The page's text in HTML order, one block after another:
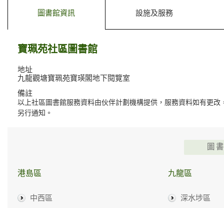
圖書館資訊 設施及服務
寶珮苑社區圖書館
地址
九龍觀塘寶珮苑寶瑛閣地下閱覽室
備註
以上社區圖書館服務資料由伙伴計劃機構提供，服務資料如有更改
另行通知。
圖
港島區
中西區
九龍區
深水埗區